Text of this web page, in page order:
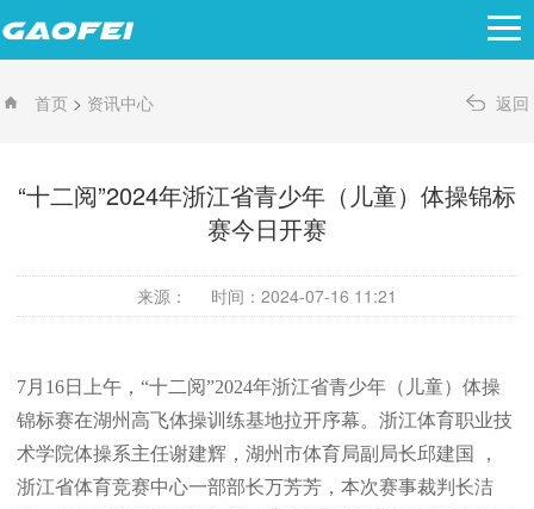
首页 > 资讯中心 返回
“十二阅”2024年浙江省青少年（儿童）体操锦标
赛今日开赛
来源： 时间：2024-07-16 11:21
7月16日上午，“十二阅”2024年浙江省青少年（儿童）体操
锦标赛在湖州高飞体操训练基地拉开序幕。浙江体育职业技
术学院体操系主任谢建辉，湖州市体育局副局长邱建国 ，
浙江省体育竞赛中心一部部长万芳芳，本次赛事裁判长洁